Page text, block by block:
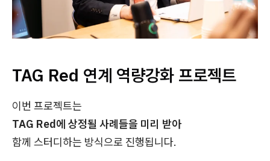
TAG Red 연계 역량강화 프로젝트
이번 프로젝트는
TAG Red에 상정될 사례들을 미리 받아
함께 스터디하는 방식으로 진행됩니다.